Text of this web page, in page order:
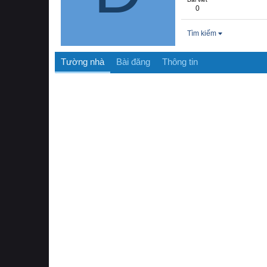
0
Tìm kiếm
Tường nhà Bài đăng Thông tin